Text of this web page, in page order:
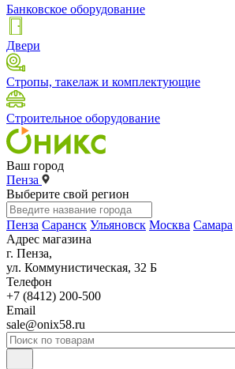
Банковское оборудование
Двери
Стропы, такелаж и комплектующие
Строительное оборудование
Ваш город
Пенза
Выберите свой регион
Пенза Саранск Ульяновск Москва Самара
Адрес магазина
г. Пенза,
ул. Коммунистическая, 32 Б
Телефон
+7 (8412) 200-500
Email
sale@onix58.ru